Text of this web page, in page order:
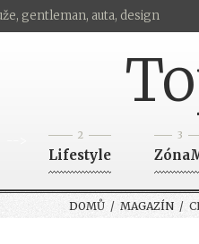
gentleman, auta, design
2
Lifestyle
3
DOMŮ/MAGAZÍN/